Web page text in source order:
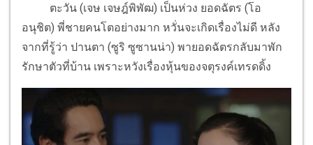
ตะวัน (เจษ เจษฎ์พิพัฒ) เป็นห่วง ยอดฉัตร (โอ
อนุชิต) พี่ชายคนโตอย่างมาก หวั่นจะเกิดเรื่องไม่ดี หลัง
จากที่รู้ว่า ปานตา (ซูริ ซูซานน่า) พายอดฉัตรกลับมาพัก
รักษาตัวที่บ้าน เพราะหวังเรื่องหุ้นของจตุรงค์เทรดดิ้ง